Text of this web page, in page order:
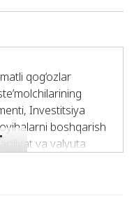
qog‘ozlar
Investitsiya
boshqarish
va valyuta